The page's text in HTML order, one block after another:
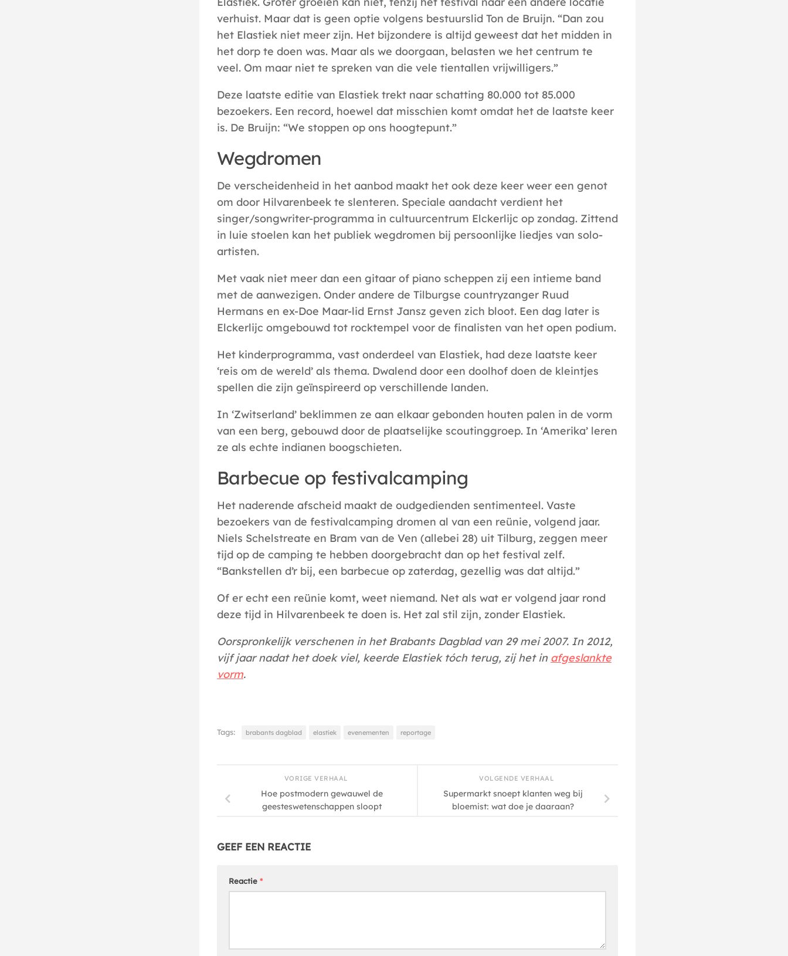
verhuist. Maar dat is geen optie volgens bestuurslid Ton de Bruijn. “Dan zou
het Elastiek niet meer zijn. Het bijzondere is altijd geweest dat het midden in
het dorp te doen was. Maar als we doorgaan, belasten we het centrum te
veel. Om maar niet te spreken van die vele tientallen vrijwilligers.”
Deze laatste editie van Elastiek trekt naar schatting 80.000 tot 85.000
bezoekers. Een record, hoewel dat misschien komt omdat het de laatste keer
is. De Bruijn: “We stoppen op ons hoogtepunt.”
Wegdromen
De verscheidenheid in het aanbod maakt het ook deze keer weer een genot
om door Hilvarenbeek te slenteren. Speciale aandacht verdient het
singer/songwriter-programma in cultuurcentrum Elckerlijc op zondag. Zittend
in luie stoelen kan het publiek wegdromen bij persoonlijke liedjes van solo-
artisten.
Met vaak niet meer dan een gitaar of piano scheppen zij een intieme band
met de aanwezigen. Onder andere de Tilburgse countryzanger Ruud
Hermans en ex-Doe Maar-lid Ernst Jansz geven zich bloot. Een dag later is
Elckerlijc omgebouwd tot rocktempel voor de finalisten van het open podium.
Het kinderprogramma, vast onderdeel van Elastiek, had deze laatste keer
‘reis om de wereld’ als thema. Dwalend door een doolhof doen de kleintjes
spellen die zijn geïnspireerd op verschillende landen.
In ‘Zwitserland’ beklimmen ze aan elkaar gebonden houten palen in de vorm
van een berg, gebouwd door de plaatselijke scoutinggroep. In ‘Amerika’ leren
ze als echte indianen boogschieten.
Barbecue op festivalcamping
Het naderende afscheid maakt de oudgedienden sentimenteel. Vaste
bezoekers van de festivalcamping dromen al van een reünie, volgend jaar.
Niels Schelstreate en Bram van de Ven (allebei 28) uit Tilburg, zeggen meer
tijd op de camping te hebben doorgebracht dan op het festival zelf.
“Bankstellen d’r bij, een barbecue op zaterdag, gezellig was dat altijd.”
Of er echt een reünie komt, weet niemand. Net als wat er volgend jaar rond
deze tijd in Hilvarenbeek te doen is. Het zal stil zijn, zonder Elastiek.
Oorspronkelijk verschenen in het Brabants Dagblad van 29 mei 2007. In 2012,
vijf jaar nadat het doek viel, keerde Elastiek tóch terug, zij het in afgeslankte
vorm.
Tags: brabants dagblad elastiek evenementen reportage
VOLGENDE VERHAAL
Supermarkt snoept klanten weg bij
bloemist: wat doe je daaraan?
VORIGE VERHAAL
Hoe postmodern gewauwel de
geesteswetenschappen sloopt
GEEF EEN REACTIE
Reactie *